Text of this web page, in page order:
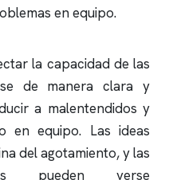
en equipo.
la capacidad de las
de manera clara y
a malentendidos y
en equipo. Las ideas
del agotamiento, y las
pueden verse